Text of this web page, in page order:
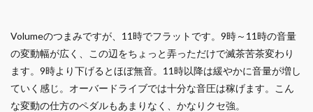
Volumeのつまみですが、11時でフラットです。9時～11時の音量
の変動幅が広く、この辺をちょっと弄っただけで滅茶苦茶変わり
ます。9時より下げるとほぼ無音。11時以降は緩やかに音量が増し
ていく感じ。オーバードライブでは十分な音圧は稼げます。こん
な変動の仕方のペダルもあまりなく、かなりクセ強。